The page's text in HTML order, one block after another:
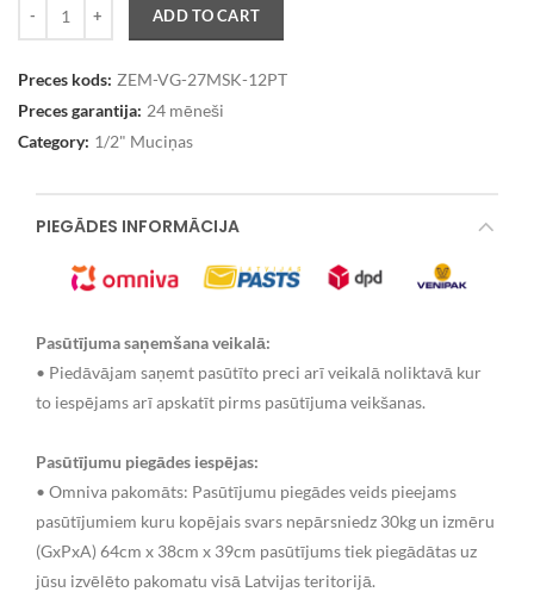
ADD TO CART
Preces kods: ZEM-VG-27MSK-12PT
Preces garantija: 24 mēneši
Category: 1/2" Muciņas
PIEGĀDES INFORMĀCIJA
Pasūtījuma saņemšana veikalā:
• Piedāvājam saņemt pasūtīto preci arī veikalā noliktavā kur
to iespējams arī apskatīt pirms pasūtījuma veikšanas.
Pasūtījumu piegādes iespējas:
• Omniva pakomāts: Pasūtījumu piegādes veids pieejams
pasūtījumiem kuru kopējais svars nepārsniedz 30kg un izmēru
(GxPxA) 64cm x 38cm x 39cm pasūtījums tiek piegādātas uz
jūsu izvēlēto pakomatu visā Latvijas teritorijā.